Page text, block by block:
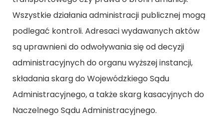
Wszystkie działania administracji publicznej mogą
podlegać kontroli. Adresaci wydawanych aktów
są uprawnieni do odwoływania się od decyzji
administracyjnych do organu wyższej instancji,
składania skarg do Wojewódzkiego Sądu
Administracyjnego, a także skarg kasacyjnych do
Naczelnego Sądu Administracyjnego.